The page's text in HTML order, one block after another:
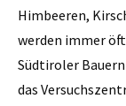
Himbeeren,
werden immer
Südtiroler
das